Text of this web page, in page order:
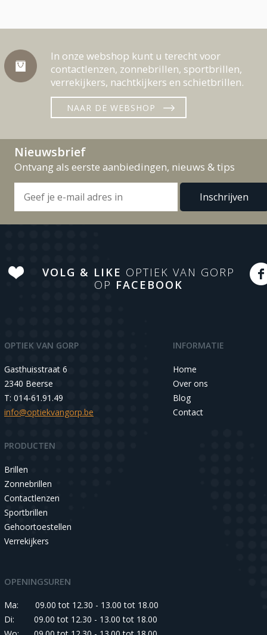
In onze webshop kunt u terecht voor
contactlenzen, zonnebrillen, sportbrillen,
verrekijkers, nachtkijkers en schietbrillen.
NAAR DE WEBSHOP
Nieuwsbrief
Ontvang als eerste aanbiedingen, nieuws & tips
VOLG & LIKE OPTIEK VAN GORP
OP FACEBOOK
OPTIEK VAN GORP
Gasthuisstraat 6
2340 Beerse
T: 014-61.91.49
info@optiekvangorp.be
INFORMATIE
Home
Over ons
Blog
Contact
PRODUCTEN
Brillen
Zonnebrillen
Contactlenzen
Sportbrillen
Gehoortoestellen
Verrekijkers
OPENINGSUREN
Ma:
09.00 tot 12.30 - 13.00 tot 18.00
Di:
09.00 tot 12.30 - 13.00 tot 18.00